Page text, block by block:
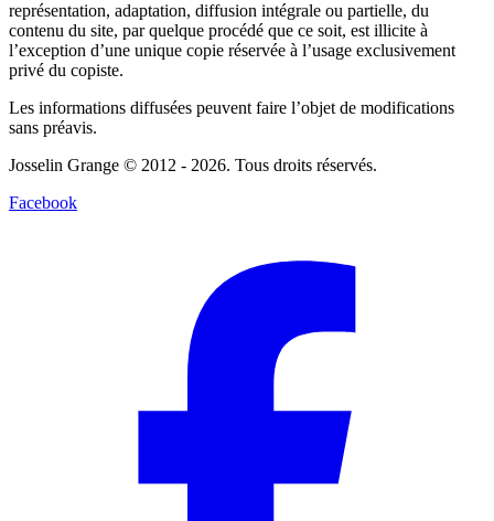
représentation, adaptation, diffusion intégrale ou partielle, du
contenu du site, par quelque procédé que ce soit, est illicite à
l’exception d’une unique copie réservée à l’usage exclusivement
privé du copiste.
Les informations diffusées peuvent faire l’objet de modifications
sans préavis.
Josselin Grange © 2012 - 2026. Tous droits réservés.
Facebook